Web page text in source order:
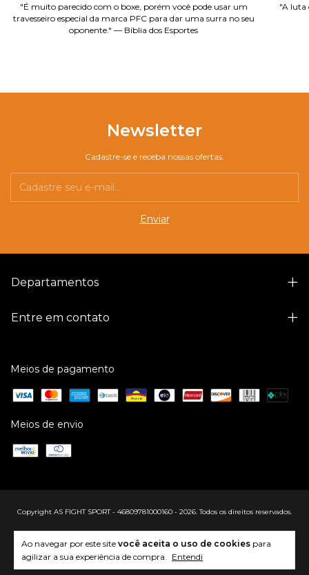
Ao navegar por este site você aceita o uso de cookies para
agilizar a sua experiência de compra. Entendi
"É muito parecido com o boxe, porém você pode usar um
travesseiro especial da marca PFC para dar uma surra no seu
oponente." — Bíblia dos Esportes
"A luta
Newsletter
Cadastre-se e receba nossas ofertas.
Departamentos
Entre em contato
Meios de pagamento
Meios de envio
Copyright AS FIGHT SPORT - 46809781000160 - 2026. Todos os direitos reservados.